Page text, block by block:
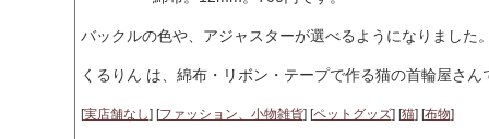
バックルの色や、アジャスターが選べるようになりました
くるりん は、綿布・リボン・テープで作る猫の首輪屋さん
[実店舗なし] [ファッション、小物雑貨] [ペットグッズ] [猫] [布物]